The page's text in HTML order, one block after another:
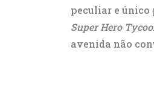
peculiar e único
Super Hero
avenida não